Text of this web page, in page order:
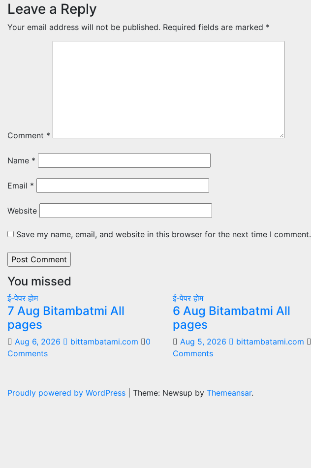
Leave a Reply
Your email address will not be published. Required fields are marked *
Comment *
Name *
Email *
Website
Save my name, email, and website in this browser for the next time I comment.
You missed
ई-पेपरहोम
7 Aug Bitambatmi All
pages
Aug 6, 2026 bittambatami.com
0
Comments
ई-पेपरहोम
6 Aug Bitambatmi All
pages
Aug 5, 2026 bittambatami.com
Comments
Proudly powered by WordPress Theme: Newsup by Themeansar.